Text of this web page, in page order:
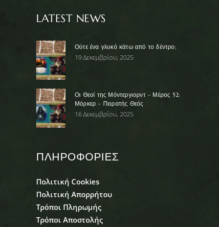
LATEST NEWS
Ούτε ένα γλυκό κάτω από το δέντρο;
19 Δεκεμβρίου, 2025
Οι Θεοί της Μόντεργιορντ – Μέρος 52:
Μόρκερ – Πειρατής Θεός
16 Δεκεμβρίου, 2025
ΠΛΗΡΟΦΟΡΙΕΣ
Πολιτική Cookies
Πολιτική Απορρήτου
Τρόποι Πληρωμής
Τρόποι Αποστολής